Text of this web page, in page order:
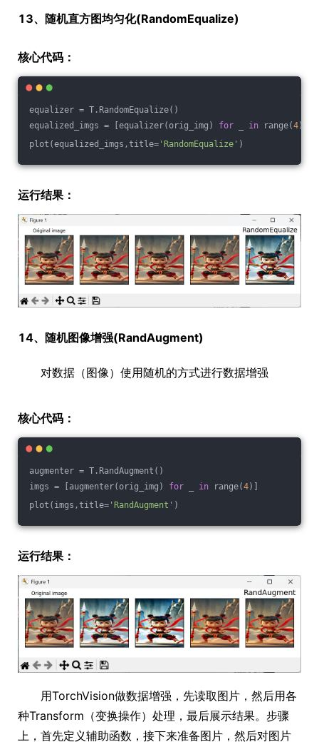
13、随机直方图均匀化(RandomEqualize)
核心代码：
equalizer = T.RandomEqualize()
equalized_imgs = [equalizer(orig_img) for in range(4)]
plot(equalized_imgs,title= 'RandomEqualize' )
运行结果：
14、随机图像增强(RandAugment)
对数据（图像）使用随机的方式进行数据增强
核心代码：
augmenter = T.RandAugment()
imgs = [augmenter(orig_img) for in range(4)]
plot(imgs,title= 'RandAugment' )
运行结果：
用TorchVision做数据增强，先读取图片，然后用各
种Transform（变换操作）处理，最后展示结果。步骤
上，首先定义辅助函数，接下来准备图片，然后对图片